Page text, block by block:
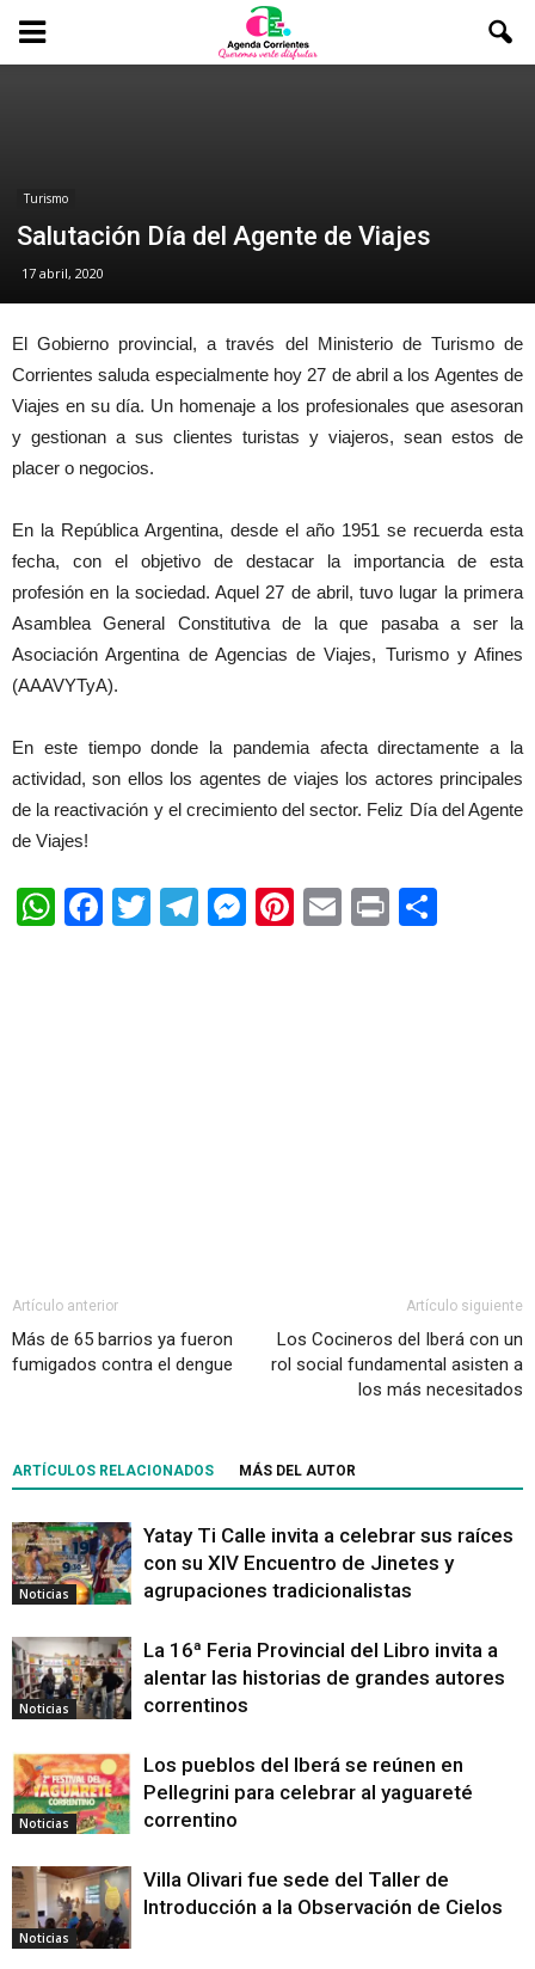
Turismo
Salutación Día del Agente de Viajes
17 abril, 2020
El Gobierno provincial, a través del Ministerio de Turismo de
Corrientes saluda especialmente hoy 27 de abril a los Agentes de
Viajes en su día. Un homenaje a los profesionales que asesoran
y gestionan a sus clientes turistas y viajeros, sean estos de
placer o negocios.
En la República Argentina, desde el año 1951 se recuerda esta
fecha, con el objetivo de destacar la importancia de esta
profesión en la sociedad. Aquel 27 de abril, tuvo lugar la primera
Asamblea General Constitutiva de la que pasaba a ser la
Asociación Argentina de Agencias de Viajes, Turismo y Afines
(AAAVYTyA).
En este tiempo donde la pandemia afecta directamente a la
actividad, son ellos los agentes de viajes los actores principales
de la reactivación y el crecimiento del sector. Feliz Día del Agente
de Viajes!
WhatsApp
Facebook
TwitterTelegram
Messenger
Pinterest
EmailPrint
Artículo anterior
Más de 65 barrios ya fueron
fumigados contra el dengue
Artículo siguiente
Los Cocineros del Iberá con un
rol social fundamental asisten a
los más necesitados
ARTÍCULOS RELACIONADOS MÁS DEL AUTOR
Noticias
Yatay Ti Calle invita a celebrar sus raíces
con su XIV Encuentro de Jinetes y
agrupaciones tradicionalistas
Noticias
La 16ª Feria Provincial del Libro invita a
alentar las historias de grandes autores
correntinos
Noticias
Los pueblos del Iberá se reúnen en
Pellegrini para celebrar al yaguareté
correntino
Noticias
Villa Olivari fue sede del Taller de
Introducción a la Observación de Cielos